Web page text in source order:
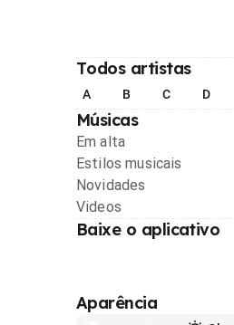
Todos artistas
A B C D
Músicas
Em alta
Estilos musicais
Novidades
Videos
Baixe o aplicativo
Aparência